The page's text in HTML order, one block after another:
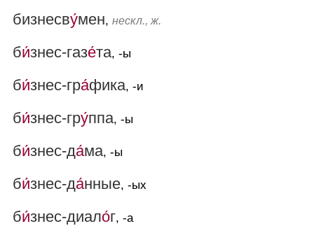
бизнесву́мен, нескл., ж.
би́знес-газе́та, -ы
би́знес-гра́фика, -и
би́знес-гру́ппа, -ы
би́знес-да́ма, -ы
би́знес-да́нные, -ых
би́знес-диало́г, -а